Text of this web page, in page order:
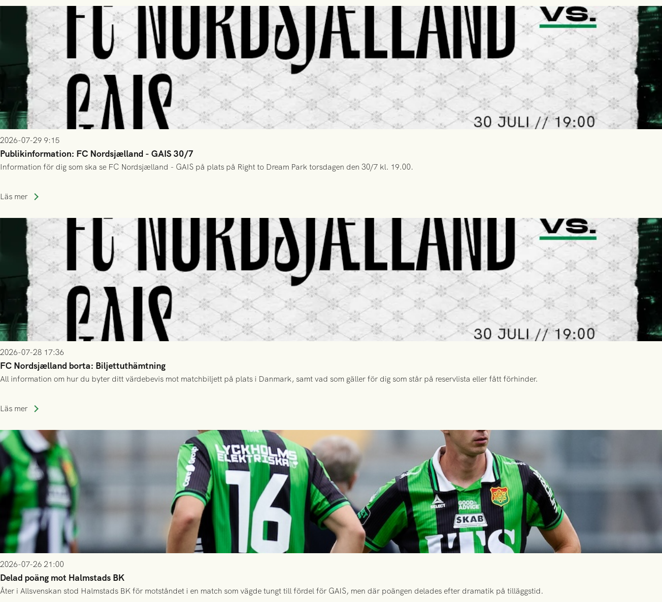
2026-07-29 9:15
Publikinformation: FC Nordsjælland - GAIS 30/7
Information för dig som ska se FC Nordsjælland - GAIS på plats på Right to Dream Park torsdagen den 30/7 kl. 19.00.
Läs mer
2026-07-28 17:36
FC Nordsjælland borta: Biljettuthämtning
All information om hur du byter ditt värdebevis mot matchbiljett på plats i Danmark, samt vad som gäller för dig som står på reservlista eller fått förhinder.
Läs mer
2026-07-26 21:00
Delad poäng mot Halmstads BK
Åter i Allsvenskan stod Halmstads BK för motståndet i en match som vägde tungt till fördel för GAIS, men där poängen delades efter dramatik på tilläggstid.